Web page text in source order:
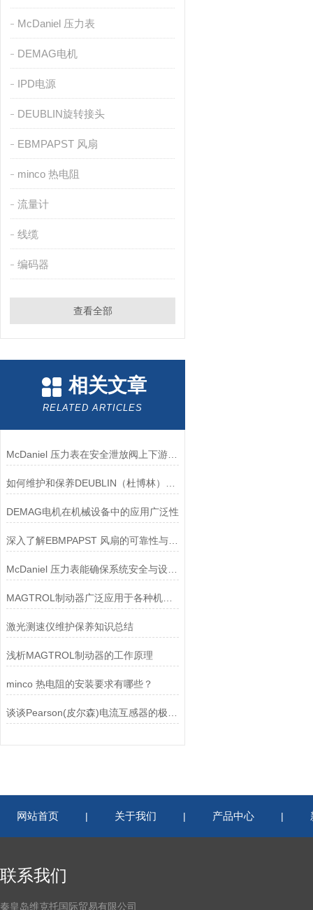
McDaniel 压力表
DEMAG电机
IPD电源
DEUBLIN旋转接头
EBMPAPST 风扇
minco 热电阻
流量计
线缆
编码器
查看全部
相关文章
RELATED ARTICLES
McDaniel 压力表在安全泄放阀上下游压力监测中的应用
DEMAG电机在机械设备中的应用广泛性
深入了解EBMPAPST 风扇的可靠性与耐用性
McDaniel 压力表能确保系统安全与设备寿命延长
MAGTROL制动器广泛应用于各种机械设备和交通工具中
激光测速仪维护保养知识总结
浅析MAGTROL制动器的工作原理
minco 热电阻的安装要求有哪些？
网站首页 | 关于我们 | 产品中心 |
联系我们
秦皇岛维克托国际贸易有限公司